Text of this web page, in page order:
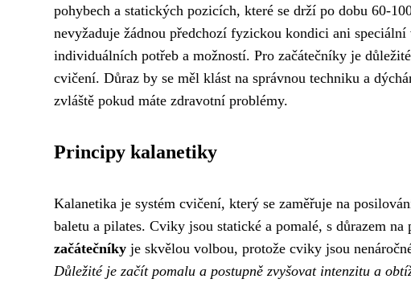
pohybech a statických pozicích, které se drží po dobu 60-
nevyžaduje žádnou předchozí fyzickou kondici ani
individuálních potřeb a možností. Pro začátečníky je
cvičení. Důraz by se měl klást na správnou techniku a
zvláště pokud máte zdravotní problémy.
Principy kalanetiky
Kalanetika je systém cvičení, který se zaměřuje na
baletu a pilates. Cviky jsou statické a pomalé, s důrazem
začátečníky je skvělou volbou, protože cviky jsou
Důležité je začít pomalu a postupně zvyšovat intenzitu a